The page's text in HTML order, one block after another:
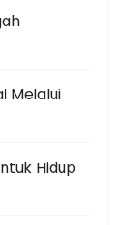
Melalui
Hidup